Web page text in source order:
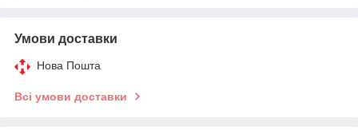
Умови доставки
Нова Пошта
Всі умови доставки